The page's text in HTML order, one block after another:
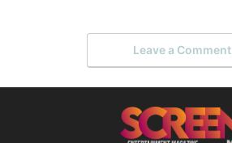
Leave a Comment